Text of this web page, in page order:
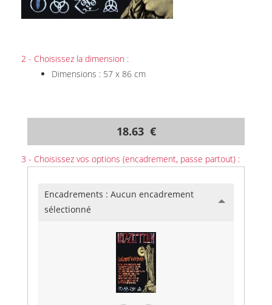
2 - Choisissez la dimension :
Dimensions : 57 x 86 cm
18.63 €
3 - Choisissez vos options (encadrement, passe partout) :
Encadrements : Aucun encadrement
sélectionné